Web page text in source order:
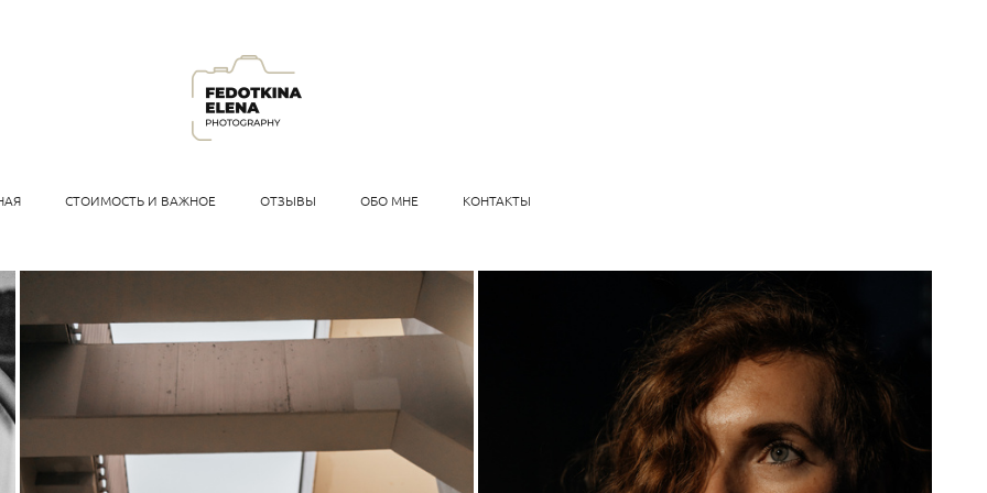
СТОИМОСТЬ И ВАЖНОЕ ОТЗЫВЫ ОБО МНЕ КОНТАКТЫ